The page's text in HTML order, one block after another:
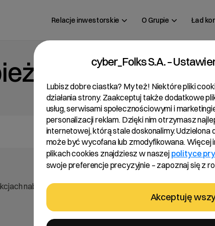
Relacje inwestorskie O Grupie Ład
17/2025
nabycia w trybie art. 19 MAR
cyber_Folks S.A. –
Lubisz dobre ciastka? My też! Niektóre pliki
działania strony. Zaakceptuj także dodatkowe
usług, serwisami społecznościowymi i
personalizacji reklam. Dzięki nim otrzymasz
internetowej, którą stale doskonalimy.
może być wycofana lub zmodyfikowana.
plikach cookies znajdziesz w naszej polityce
swoje preferencje precyzyjnie – zapoznaj się z
Akceptuję